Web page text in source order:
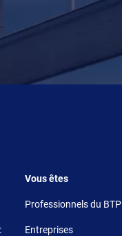
Footer 3
Vous êtes
Professionnels du BTP
Entreprises